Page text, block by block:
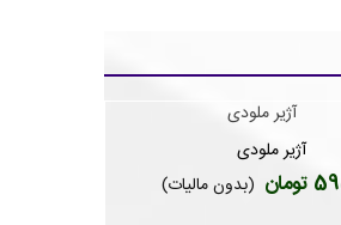
دوست داشتن
آژیر ملودی
(بدون مالیات)